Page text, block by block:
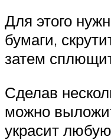
Для этого
бумаги,
затем
Сделав
можно
украсит